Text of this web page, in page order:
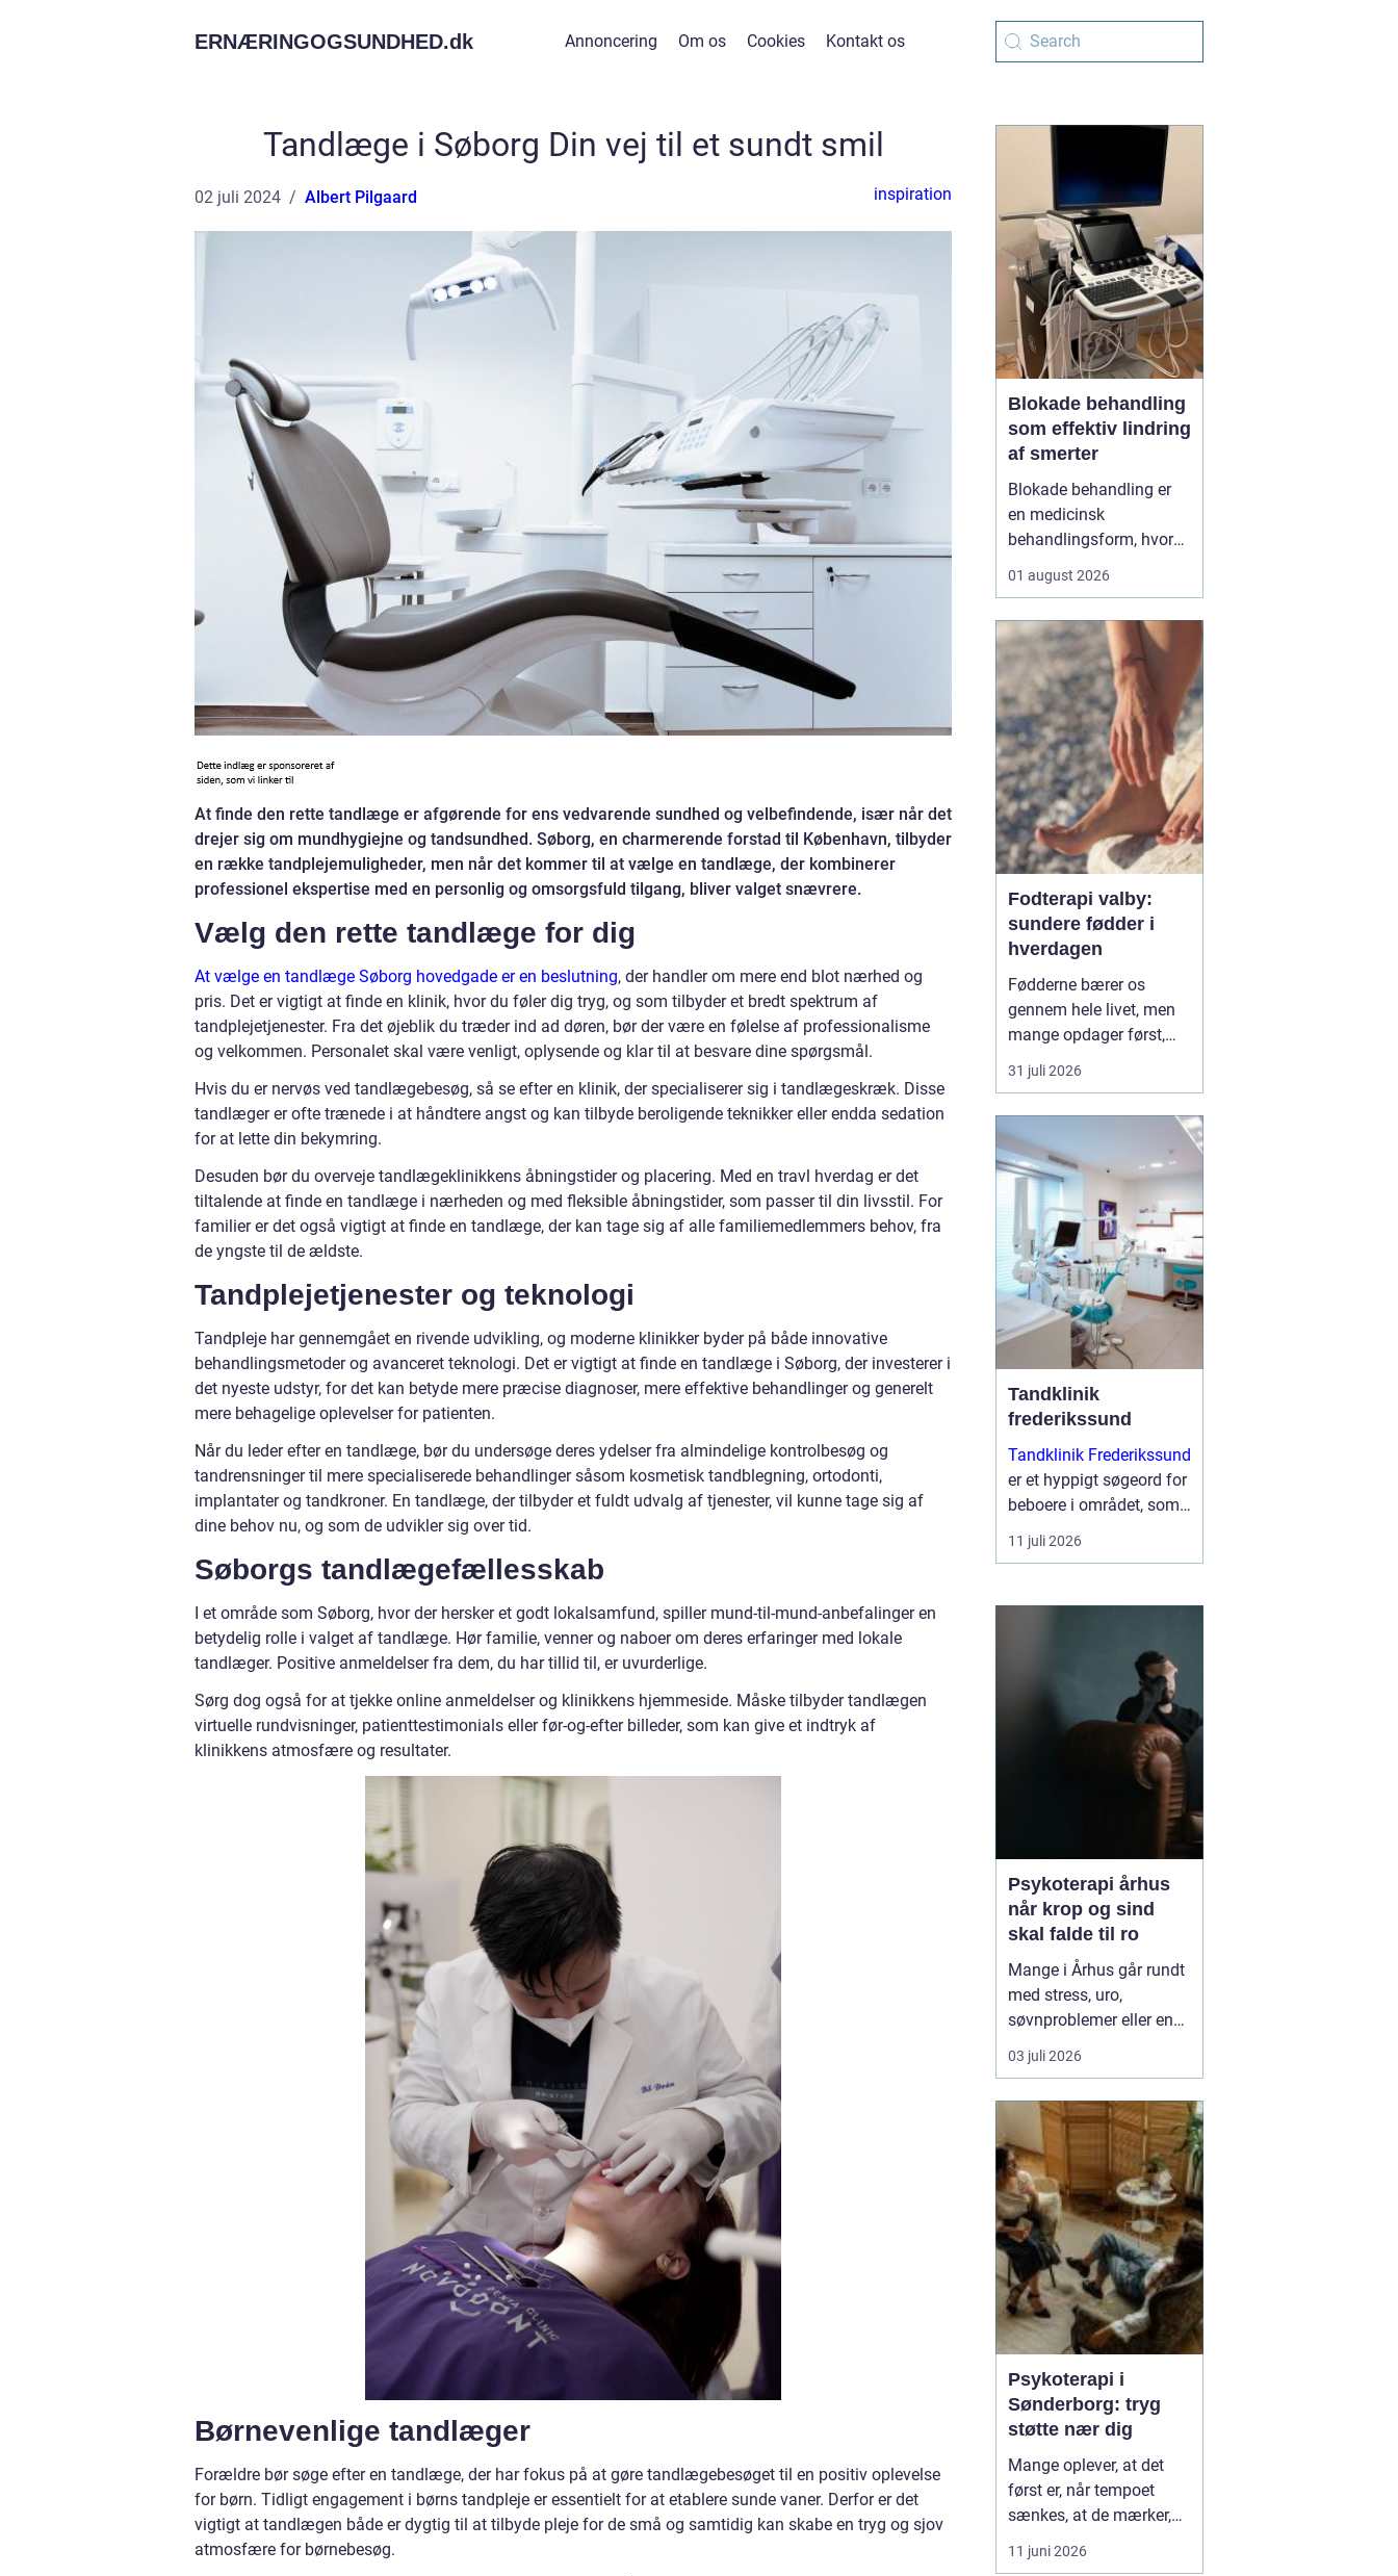
ERNÆRINGOGSUNDHED.dk Annoncering Om os Cookies Kontakt os
Tandlæge i Søborg Din vej til et sundt smil
02 juli 2024 Albert Pilgaard inspiration
At finde den rette tandlæge er afgørende for ens vedvarende sundhed og velbefindende, især når det
drejer sig om mundhygiejne og tandsundhed. Søborg, en charmerende forstad til København, tilbyder
en række tandplejemuligheder, men når det kommer til at vælge en tandlæge, der kombinerer
professionel ekspertise med en personlig og omsorgsfuld tilgang, bliver valget snævrere.
Vælg den rette tandlæge for dig
At vælge en tandlæge Søborg hovedgade er en beslutning, der handler om mere end blot nærhed og
pris. Det er vigtigt at finde en klinik, hvor du føler dig tryg, og som tilbyder et bredt spektrum af
tandplejetjenester. Fra det øjeblik du træder ind ad døren, bør der være en følelse af professionalisme
og velkommen. Personalet skal være venligt, oplysende og klar til at besvare dine spørgsmål.
Hvis du er nervøs ved tandlægebesøg, så se efter en klinik, der specialiserer sig i tandlægeskræk. Disse
tandlæger er ofte trænede i at håndtere angst og kan tilbyde beroligende teknikker eller endda sedation
for at lette din bekymring.
Desuden bør du overveje tandlægeklinikkens åbningstider og placering. Med en travl hverdag er det
tiltalende at finde en tandlæge i nærheden og med fleksible åbningstider, som passer til din livsstil. For
familier er det også vigtigt at finde en tandlæge, der kan tage sig af alle familiemedlemmers behov, fra
de yngste til de ældste.
Tandplejetjenester og teknologi
Tandpleje har gennemgået en rivende udvikling, og moderne klinikker byder på både innovative
behandlingsmetoder og avanceret teknologi. Det er vigtigt at finde en tandlæge i Søborg, der investerer i
det nyeste udstyr, for det kan betyde mere præcise diagnoser, mere effektive behandlinger og generelt
mere behagelige oplevelser for patienten.
Når du leder efter en tandlæge, bør du undersøge deres ydelser fra almindelige kontrolbesøg og
tandrensninger til mere specialiserede behandlinger såsom kosmetisk tandblegning, ortodonti,
implantater og tandkroner. En tandlæge, der tilbyder et fuldt udvalg af tjenester, vil kunne tage sig af
dine behov nu, og som de udvikler sig over tid.
Søborgs tandlægefællesskab
I et område som Søborg, hvor der hersker et godt lokalsamfund, spiller mund-til-mund-anbefalinger en
betydelig rolle i valget af tandlæge. Hør familie, venner og naboer om deres erfaringer med lokale
tandlæger. Positive anmeldelser fra dem, du har tillid til, er uvurderlige.
Sørg dog også for at tjekke online anmeldelser og klinikkens hjemmeside. Måske tilbyder tandlægen
virtuelle rundvisninger, patienttestimonials eller før-og-efter billeder, som kan give et indtryk af
klinikkens atmosfære og resultater.
Børnevenlige tandlæger
Forældre bør søge efter en tandlæge, der har fokus på at gøre tandlægebesøget til en positiv oplevelse
for børn. Tidligt engagement i børns tandpleje er essentielt for at etablere sunde vaner. Derfor er det
vigtigt at tandlægen både er dygtig til at tilbyde pleje for de små og samtidig kan skabe en tryg og sjov
atmosfære for børnebesøg.
Blokade behandling
som effektiv lindring
af smerter
Blokade behandling er
en medicinsk
behandlingsform, hvor
målrettet indsprøjtning
eventuelt
binyrebarkhormon tæt
på en nerve eller i et led
for at dæmpe smerter og
inflammation.
Behandlingen bliver ofte
brugt v...
01 august 2026
Fodterapi valby:
sundere fødder i
hverdagen
Fødderne bærer os
gennem hele livet, men
mange opdager først,
hvor vigtige de er, når
smerter, hård hud eller
opstår. Professionel
fodterapi kan forebygge,
lindre og behandle
mange af de gener, som
både unge, voksne og
ældre opl...
31 juli 2026
Tandklinik
frederikssund
Tandklinik Frederikssund
er et hyppigt søgeord for
beboere i området, som
leder efter tryg og fagligt
stærk tandbehandling.
hvor der er tid til
atmosfære og en klar
11 juli 2026
Psykoterapi århus
når krop og sind
skal falde til ro
Mange i Århus går rundt
med stress, uro,
søvnproblemer eller en
følelse af at være kørt
fast i livet. Nogle har
grænseoverskridende
hændelser. Andre
mærker mest en stille
indre utilfredshed og
tankemylder, der aldrig
holde...
03 juli 2026
Psykoterapi i
Sønderborg: tryg
støtte nær dig
Mange oplever, at det
først er, når tempoet
sænkes, at de mærker,
hvor pressede de faktisk
er. Hverdagen kører
11 juni 2026